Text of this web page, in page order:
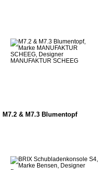
M7.2 & M7.3 Blumentopf